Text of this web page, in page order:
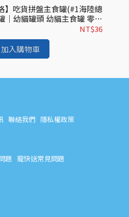
】吃貨拼盤主食罐(#1海陸總
幼貓罐頭 幼貓主食罐 零穀
主食罐 幼貓專用
NT$36
加入購物車
聯絡我們 隱私權政策
題 寵快送常見問題